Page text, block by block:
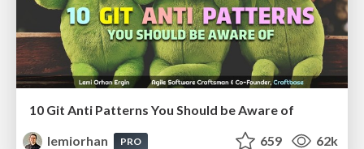
10 Git Anti Patterns You Should be Aware of
lemiorhan
PRO 659 62k